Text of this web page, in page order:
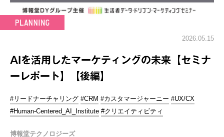
2026.05.15
AIを活用したマーケティングの未来【セミナ
ーレポート】【後編】
#リードナーチャリング #CRM #カスタマージャーニー #UX/CX
#Human-Centered_AI_Institute #クリエイティビティ
博報堂テクノロジーズ